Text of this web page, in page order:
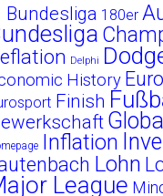
Bundesliga 180er
Delphi
History
Finish
Inflation
Lohn
League